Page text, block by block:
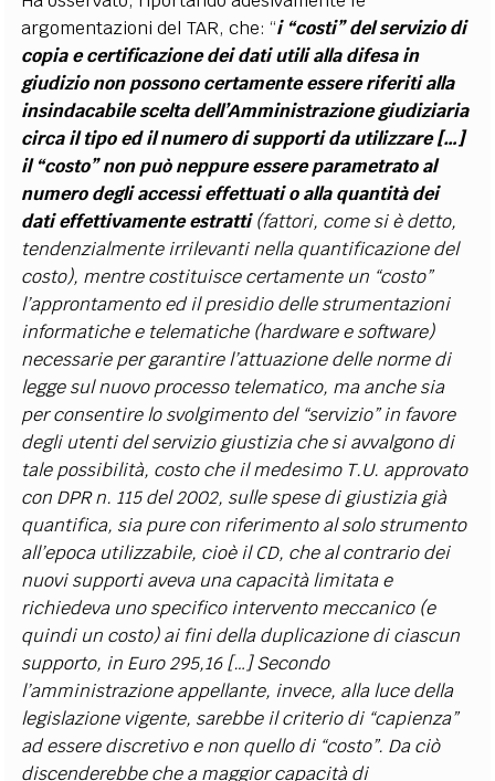
argomentazioni del TAR, che: “i “costi” del servizio di
copia e certificazione dei dati utili alla difesa in
giudizio non possono certamente essere riferiti alla
insindacabile scelta dell’Amministrazione giudiziaria
circa il tipo ed il numero di supporti da utilizzare […]
il “costo” non può neppure essere parametrato al
numero degli accessi effettuati o alla quantità dei
dati effettivamente estratti(fattori, come si è detto,
tendenzialmente irrilevanti nella quantificazione del
costo), mentre costituisce certamente un “costo”
l’approntamento ed il presidio delle strumentazioni
informatiche e telematiche (hardware e software)
necessarie per garantire l’attuazione delle norme di
legge sul nuovo processo telematico, ma anche sia
per consentire lo svolgimento del “servizio” in favore
degli utenti del servizio giustizia che si avvalgono di
tale possibilità, costo che il medesimo T.U. approvato
con DPR n. 115 del 2002, sulle spese di giustizia già
quantifica, sia pure con riferimento al solo strumento
all’epoca utilizzabile, cioè il CD, che al contrario dei
nuovi supporti aveva una capacità limitata e
richiedeva uno specifico intervento meccanico (e
quindi un costo) ai fini della duplicazione di ciascun
supporto, in Euro 295,16 […] Secondo
l’amministrazione appellante, invece, alla luce della
legislazione vigente, sarebbe il criterio di “capienza”
ad essere discretivo e non quello di “costo”. Da ciò
discenderebbe che a maggior capacità di